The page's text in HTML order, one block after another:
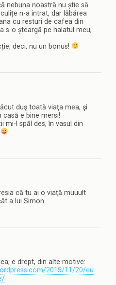
nebuna noastră nu știe să
n-a intrat, dar lăbărea
cu resturi de cafea din
s-o șteargă pe halatul meu,
deci, nu un bonus!
duş toată viaţa mea, şi
e bine mersi!
mi-l spăl des, în vasul din
că tu ai o viață muuult
a lui Simon…
e drept, din alte motive:
2015/11/20/eu